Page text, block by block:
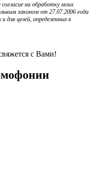
на обработку моих
законом от 27.07.2006 года
для целей, определенных в
с Вами!